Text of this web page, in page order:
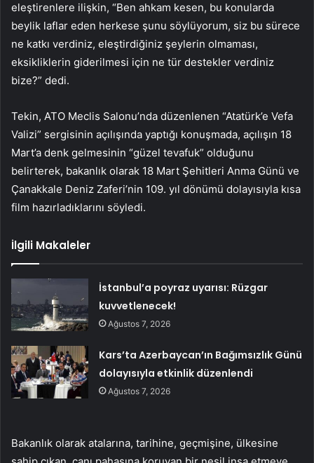
eleştirenlere ilişkin, “Ben ahkam kesen, bu konularda
beylik laflar eden herkese şunu söylüyorum, siz bu sürece
ne katkı verdiniz, eleştirdiğiniz şeylerin olmaması,
eksikliklerin giderilmesi için ne tür destekler verdiniz
bize?” dedi.
Tekin, ATO Meclis Salonu’nda düzenlenen “Atatürk’e Vefa
Valizi” sergisinin açılışında yaptığı konuşmada, açılışın 18
Mart’a denk gelmesinin “güzel tevafuk” olduğunu
belirterek, bakanlık olarak 18 Mart Şehitleri Anma Günü ve
Çanakkale Deniz Zaferi’nin 109. yıl dönümü dolayısıyla kısa
film hazırladıklarını söyledi.
İlgili Makaleler
İstanbul’a poyraz uyarısı: Rüzgar
kuvvetlenecek!
Ağustos 7, 2026
Kars’ta Azerbaycan’ın Bağımsızlık Günü
dolayısıyla etkinlik düzenlendi
Ağustos 7, 2026
Bakanlık olarak atalarına, tarihine, geçmişine, ülkesine